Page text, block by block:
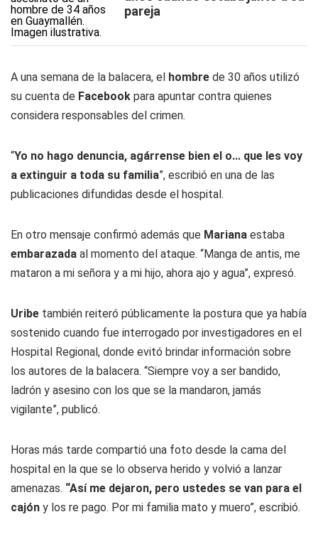
pareja
A una semana de la balacera, el hombre de 30 años utilizó
su cuenta de Facebook para apuntar contra quienes
considera responsables del crimen.
“Yo no hago denuncia, agárrense bien el o... que les voy
a extinguir a toda su familia”, escribió en una de las
publicaciones difundidas desde el hospital.
En otro mensaje confirmó además que Mariana estaba
embarazada al momento del ataque. “Manga de antis, me
mataron a mi señora y a mi hijo, ahora ajo y agua”, expresó.
Uribe también reiteró públicamente la postura que ya había
sostenido cuando fue interrogado por investigadores en el
Hospital Regional, donde evitó brindar información sobre
los autores de la balacera. “Siempre voy a ser bandido,
ladrón y asesino con los que se la mandaron, jamás
vigilante”, publicó.
Horas más tarde compartió una foto desde la cama del
hospital en la que se lo observa herido y volvió a lanzar
amenazas. “Así me dejaron, pero ustedes se van para el
cajón y los re pago. Por mi familia mato y muero”, escribió.